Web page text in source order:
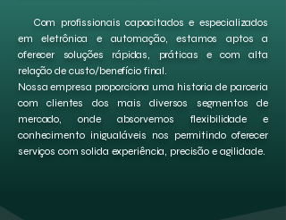
Com profissionais capacitados e especializados
em eletrônica e automação, estamos aptos a
oferecer soluções rápidas, práticas e com alta
relação de custo/benefício final.
Nossa empresa proporciona uma historia de parceria
com clientes dos mais diversos segmentos de
mercado, onde absorvemos flexibilidade e
conhecimento inigualáveis nos permitindo oferecer
serviços com solida experiência, precisão e agilidade.